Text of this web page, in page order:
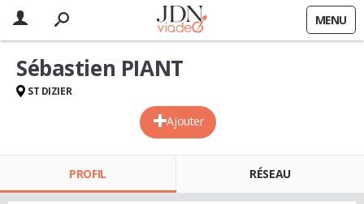
MENU
Ajouter
Sébastien PIANT
ST DIZIER
PROFIL RÉSEAU